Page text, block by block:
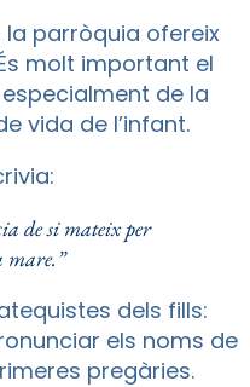
la parròquia ofereix
molt important el
de la
vida de l’infant.
de si mateix per
mare.”
dels fills:
els noms de
pregàries.